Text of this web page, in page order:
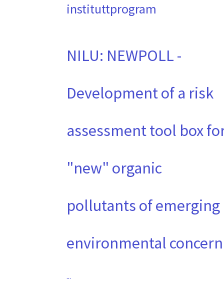
instituttprogram
NILU: NEWPOLL -
Development of a risk
assessment tool box
"new" organic
pollutants of emerging
environmental concern
...